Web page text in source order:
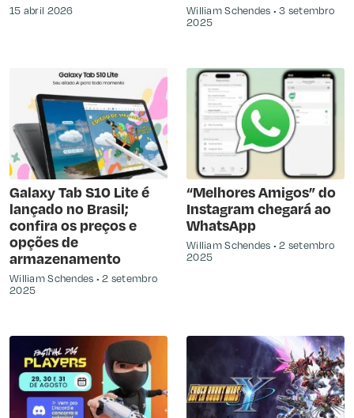
15 abril 2026 William Schendes
3 setembro
2025
Galaxy Tab S10 Lite é
lançado no Brasil;
confira os preços e
opções de
armazenamento
William Schendes
2 setembro
2025
“Melhores Amigos” do
Instagram chegará ao
WhatsApp
William Schendes
2 setembro
2025